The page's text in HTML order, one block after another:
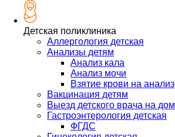
Детская поликлиника
Аллергология детская
Анализы детям
Анализ кала
Анализ мочи
Взятие крови на анализ
Вакцинация детям
Выезд детского врача на дом
Гастроэнтерология детская
ФГДС